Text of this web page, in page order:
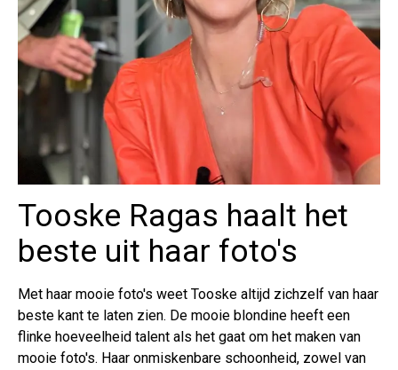
Tooske Ragas haalt het
beste uit haar foto's
Met haar mooie foto's weet Tooske altijd zichzelf van haar
beste kant te laten zien. De mooie blondine heeft een
flinke hoeveelheid talent als het gaat om het maken van
mooie foto's. Haar onmiskenbare schoonheid, zowel van